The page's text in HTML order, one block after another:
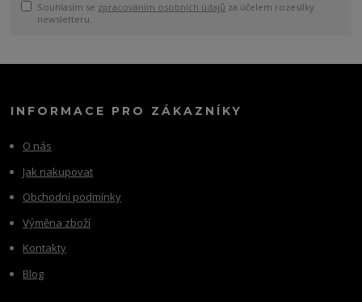
Souhlasím se zpracováním osobních údajů za účelem rozesílky
newsletteru.
INFORMACE PRO ZÁKAZNÍKY
O nás
Jak nakupovat
Obchodní podmínky
Výměna zboží
Kontakty
Blog